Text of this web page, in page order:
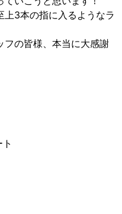
上3本の指に入るようなラ
フの皆様、本当に大感謝